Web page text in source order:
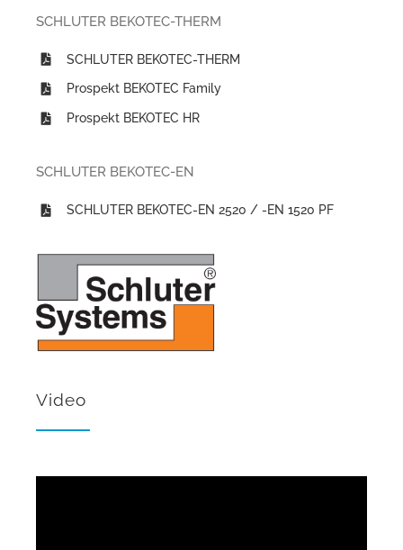
SCHLUTER BEKOTEC-THERM
SCHLUTER BEKOTEC-THERM
Prospekt BEKOTEC Family
Prospekt BEKOTEC HR
SCHLUTER BEKOTEC-EN
SCHLUTER BEKOTEC-EN 2520 / -EN 1520 PF
Video